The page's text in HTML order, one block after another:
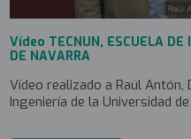
Vídeo TECNUN, ESCUELA DE
DE NAVARRA
Vídeo realizado a Raúl Antón,
Ingeniería de la Universidad